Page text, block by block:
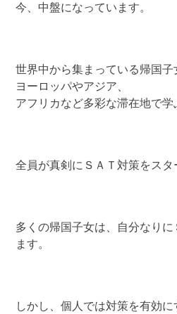
今、中盤になっています。
世界中から集まっている帰国
ヨーロッパやアジア、
アフリカなど多彩な滞在地で学
全員が真剣にＳＡＴ対策をスタ
多くの帰国子女は、自分なり
ます。
しかし、個人では対策を有効に